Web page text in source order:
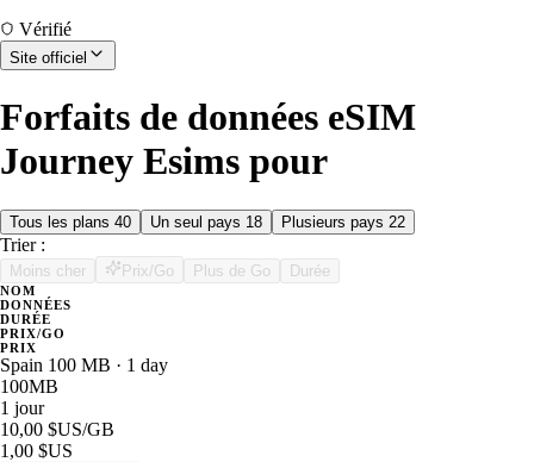
Vérifié
Site officiel
Forfaits de données eSIM
Journey Esims pour
Tous les plans 40 Un seul pays 18 Plusieurs pays 22
Trier :
Moins cher Prix/Go Plus de Go Durée
NOM
DONNÉES
DURÉE
PRIX/GO
PRIX
Spain 100 MB · 1 day
100MB
1 jour
10,00 $US/GB
1,00 $US